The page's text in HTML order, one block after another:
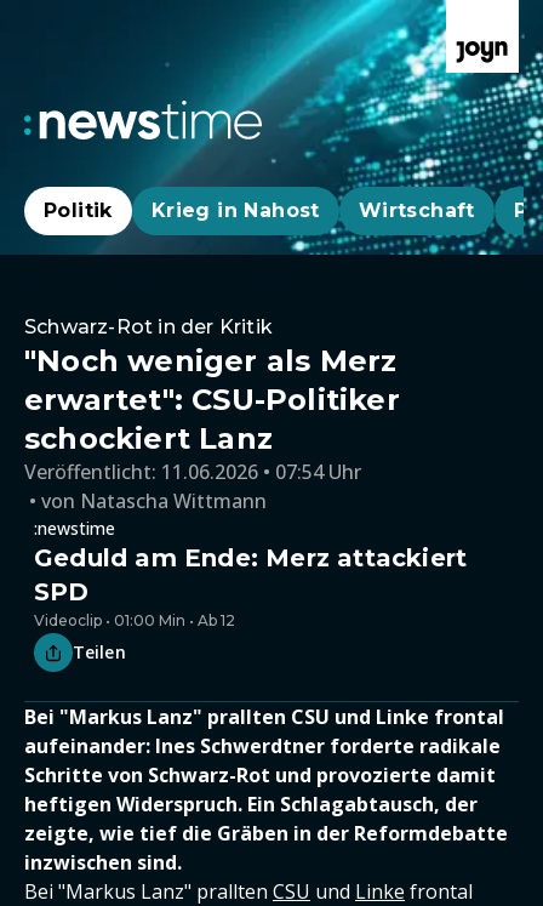
Politik Krieg in Nahost Wirtschaft
Schwarz-Rot in der Kritik
"Noch weniger als Merz
erwartet": CSU-Politiker
schockiert Lanz
Veröffentlicht: 11.06.2026 • 07:54 Uhr
von Natascha Wittmann
:newstime
Geduld am Ende: Merz attackiert
SPD
Videoclip • 01:00 Min • Ab 12
Teilen
Bei "Markus Lanz" prallten CSU und Linke frontal
aufeinander: Ines Schwerdtner forderte radikale
Schritte von Schwarz-Rot und provozierte damit
heftigen Widerspruch. Ein Schlagabtausch, der
zeigte, wie tief die Gräben in der Reformdebatte
inzwischen sind.
Bei "Markus Lanz" prallten CSU und Linke frontal